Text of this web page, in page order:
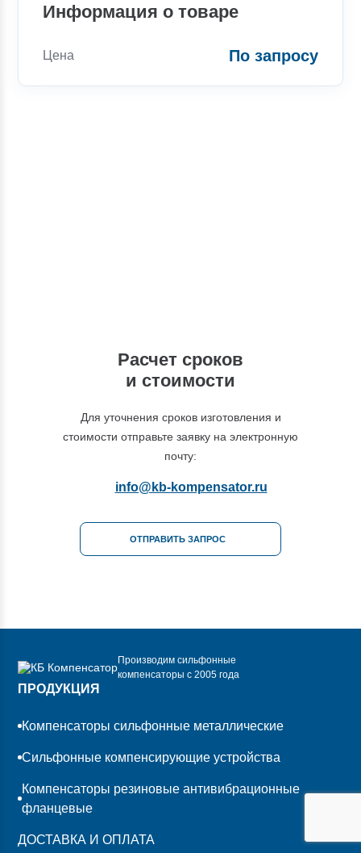
Информация о товаре
Цена По запросу
Расчет сроков
и стоимости
Для уточнения сроков изготовления и
стоимости отправьте заявку на электронную
почту:
info@kb-kompensator.ru
ОТПРАВИТЬ ЗАПРОС
Производим сильфонные
компенсаторы с 2005 года
ПРОДУКЦИЯ
Компенсаторы сильфонные металлические
Сильфонные компенсирующие устройства
Компенсаторы резиновые антивибрационные
фланцевые
ДОСТАВКА И ОПЛАТА